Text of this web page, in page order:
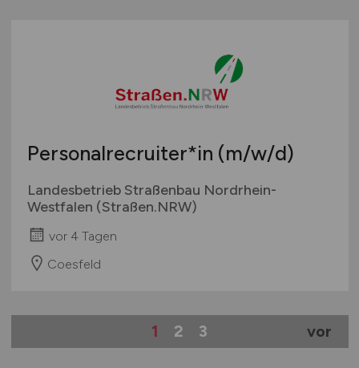
Personalrecruiter*in (m/w/d)
Landesbetrieb Straßenbau Nordrhein-
Westfalen (Straßen.NRW)
vor 4 Tagen
Coesfeld
1 2 3 vor